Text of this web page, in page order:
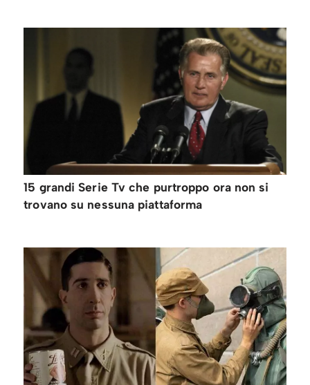
15 grandi Serie Tv che purtroppo ora non si
trovano su nessuna piattaforma